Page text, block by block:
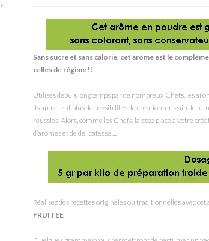
Sans sucre et sans calorie, cet arôme est le
celles de régime !!
Utilisés depuis longtemps par de nombreux Chefs, les
ils apportent plus de possibilités de création, un gain de
réussies. Alors, comme les Chefs, laissez place à votre
d’arômes et de délicatesse......
Réalisez des recettes originales ou traditionnelles avec
FRUITEE